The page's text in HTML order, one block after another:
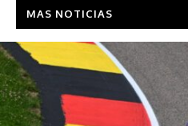
MAS NOTICIAS